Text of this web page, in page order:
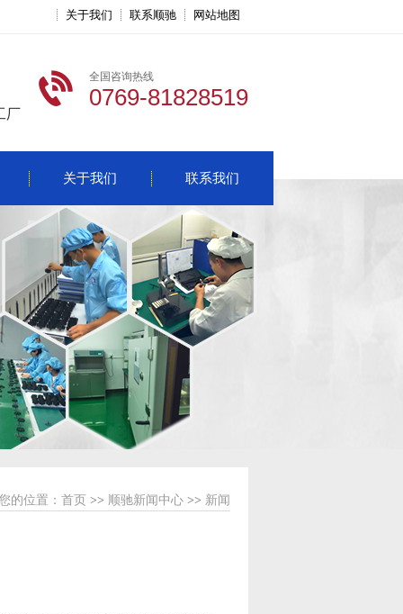
关于我们 联系顺驰 网站地图
厂
全国咨询热线
0769-81828519
关于我们 联系我们
的位置： 首页 >> 顺驰新闻中心 >> 新闻